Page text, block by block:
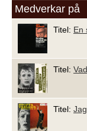
Medverkar på
Titel: En
Titel:
Titel: